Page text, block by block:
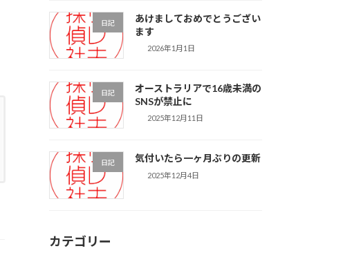
日記
あけましておめでとうござい
ます
2026年1月1日
日記
オーストラリアで16歳未満の
SNSが禁止に
2025年12月11日
日記 気付いたら一ヶ月ぶりの更新
2025年12月4日
カテゴリー